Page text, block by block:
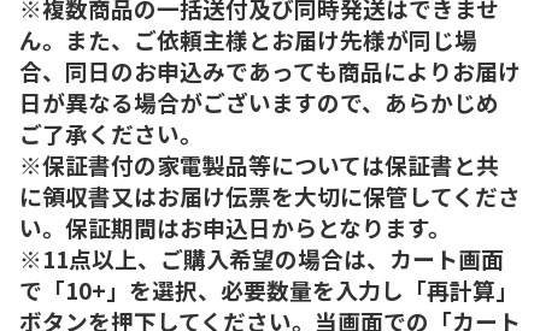
※複数商品の一括送付及び同時発送はできませ
ん。また、ご依頼主様とお届け先様が同じ場
合、同日のお申込みであっても商品によりお届け
日が異なる場合がございますので、あらかじめ
ご了承ください。
※保証書付の家電製品等については保証書と共
に領収書又はお届け伝票を大切に保管してくださ
い。保証期間はお申込日からとなります。
※11点以上、ご購入希望の場合は、カート画面
で「10+」を選択、必要数量を入力し「再計算」
ボタンを押下してください。当画面での「カート